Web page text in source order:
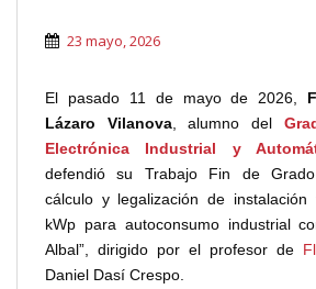
23 mayo, 2026
El pasado 11 de mayo de 2026,
Lázaro Vilanova, alumno del
Electrónica Industrial y
defendió su Trabajo Fin de Grado
cálculo y legalización de
kWp para autoconsumo industrial
Albal”, dirigido por el profesor de
Daniel Dasí Crespo.